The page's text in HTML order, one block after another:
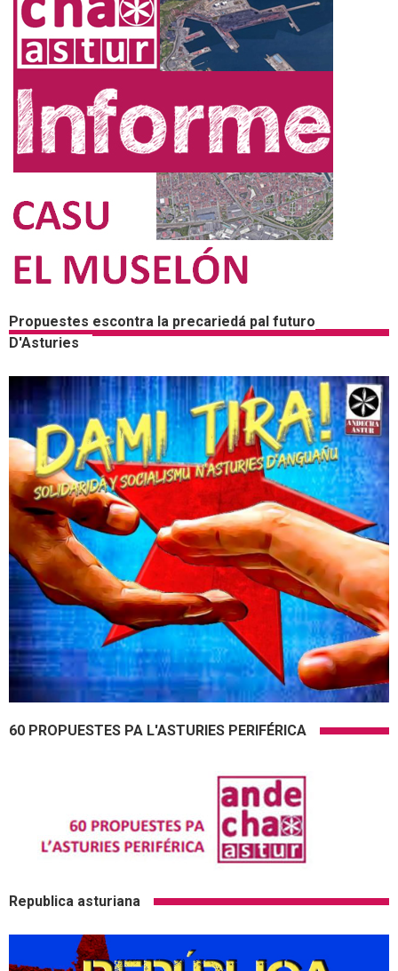
Propuestes escontra la precariedá pal futuro
D'Asturies
60 PROPUESTES PA L'ASTURIES PERIFÉRICA
Republica asturiana